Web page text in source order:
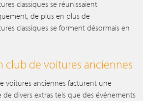
classiques se réunissaient
de plus en plus de
classiques se forment désormais en
club de voitures anciennes
voitures anciennes facturent une
divers extras tels que des événements